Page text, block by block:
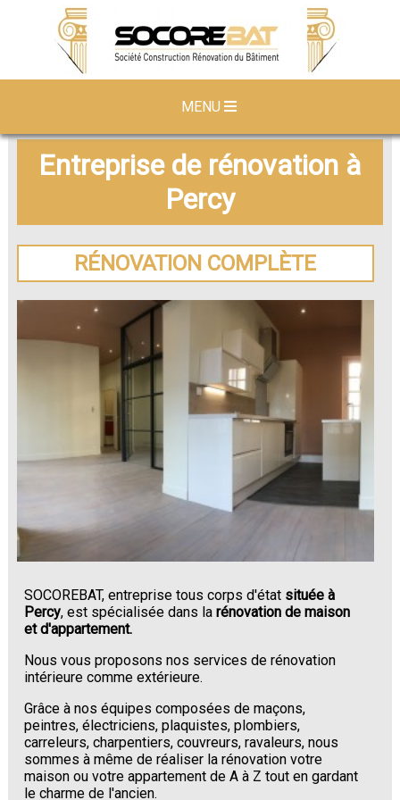
MENU
Entreprise de rénovation à
Percy
RÉNOVATION COMPLÈTE
SOCOREBAT, entreprise tous corps d'état située à
Percy, est spécialisée dans larénovation de maison
et d'appartement.
Nous vous proposons nos services de rénovation
intérieure comme extérieure.
Grâce à nos équipes composées de maçons,
peintres, électriciens, plaquistes, plombiers,
carreleurs, charpentiers, couvreurs, ravaleurs, nous
sommes à même de réaliser la rénovation votre
maison ou votre appartement de A à Z tout en gardant
le charme de l'ancien.